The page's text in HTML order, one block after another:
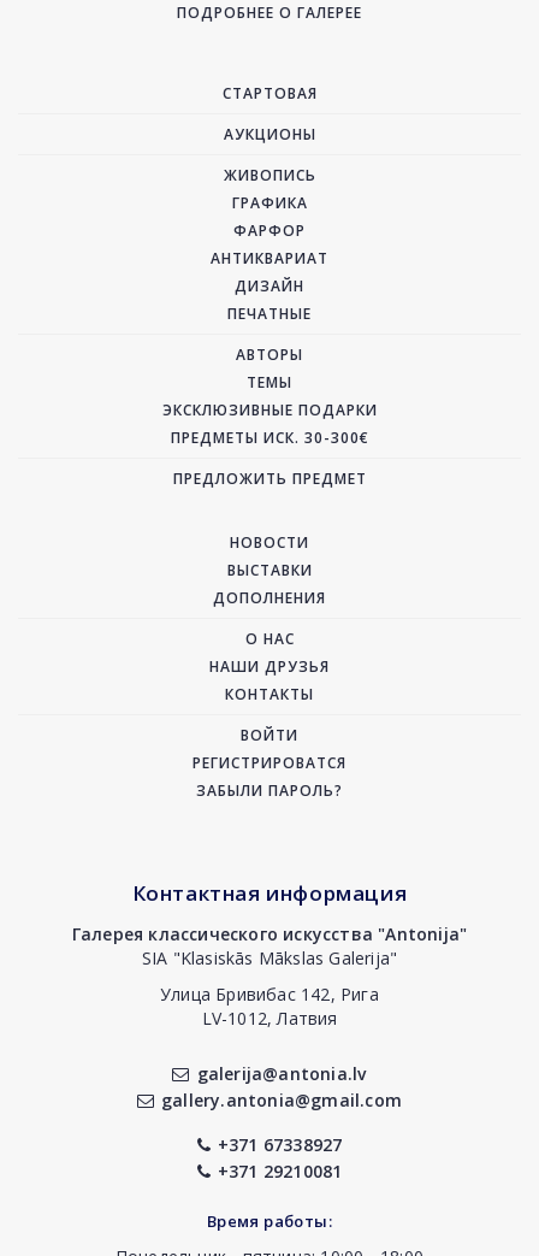
ПОДРОБНЕЕ О ГАЛЕРЕЕ
СТАРТОВАЯ
АУКЦИОНЫ
ЖИВОПИСЬ
ГРАФИКА
ФАРФОР
АНТИКВАРИАТ
ДИЗАЙН
ПЕЧАТНЫЕ
АВТОРЫ
ТЕМЫ
ЭКСКЛЮЗИВНЫЕ ПОДАРКИ
ПРЕДМЕТЫ ИСК. 30-300€
ПРЕДЛОЖИТЬ ПРЕДМЕТ
НОВОСТИ
ВЫСТАВКИ
ДОПОЛНЕНИЯ
О НАС
НАШИ ДРУЗЬЯ
КОНТАКТЫ
ВОЙТИ
РЕГИСТРИРОВАТСЯ
ЗАБЫЛИ ПАРОЛЬ?
Контактная информация
Галерея классического искусства "Antonija"
SIA "Klasiskās Mākslas Galerija"
Улица Бривибас 142, Рига
LV-1012, Латвия
galerija@antonia.lv
gallery.antonia@gmail.com
+371 67338927
+371 29210081
Время работы: